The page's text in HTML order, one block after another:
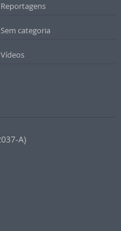
Reportagens
Sem categoria
Vídeos
A)